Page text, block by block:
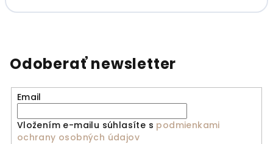
Odoberať newsletter
Email
Vložením e-mailu súhlasíte s podmienkami
ochrany osobných údajov